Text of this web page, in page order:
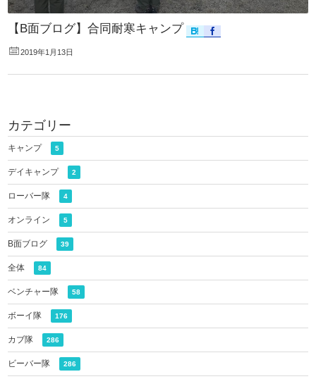
【B面ブログ】合同耐寒キャンプ
2019年1月13日
カテゴリー
キャンプ 5
デイキャンプ 2
ローバー隊 4
オンライン 5
B面ブログ 39
全体 84
ベンチャー隊 58
ボーイ隊 176
カブ隊 286
ビーバー隊 286